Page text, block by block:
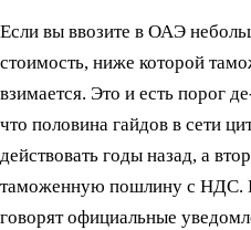
Если вы ввозите в ОАЭ
стоимость, ниже которой
взимается. Это и есть порог
что половина гайдов в сети
действовать годы назад, а
таможенную пошлину с НДС.
говорят официальные